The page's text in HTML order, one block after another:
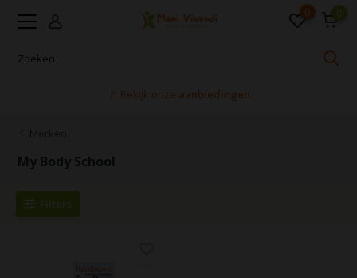
0 0
🚩 Bekijk onze aanbiedingen
My Body School
Filters